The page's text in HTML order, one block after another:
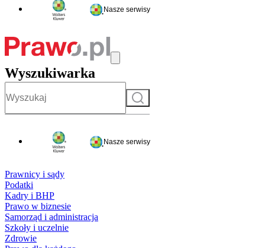
Nasze serwisy
Wyszukiwarka
Szukaj
Nasze serwisy
Prawnicy i sądy
Podatki
Kadry i BHP
Prawo w biznesie
Samorząd i administracja
Szkoły i uczelnie
Zdrowie